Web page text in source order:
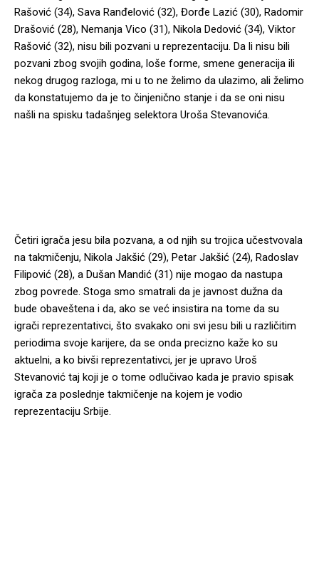
Rašović (34), Sava Ranđelović (32), Đorđe Lazić (30), Radomir
Drašović (28), Nemanja Vico (31), Nikola Dedović (34), Viktor
Rašović (32), nisu bili pozvani u reprezentaciju. Da li nisu bili
pozvani zbog svojih godina, loše forme, smene generacija ili
nekog drugog razloga, mi u to ne želimo da ulazimo, ali želimo
da konstatujemo da je to činjenično stanje i da se oni nisu
našli na spisku tadašnjeg selektora Uroša Stevanovića.
Četiri igrača jesu bila pozvana, a od njih su trojica učestvovala
na takmičenju, Nikola Jakšić (29), Petar Jakšić (24), Radoslav
Filipović (28), a Dušan Mandić (31) nije mogao da nastupa
zbog povrede. Stoga smo smatrali da je javnost dužna da
bude obaveštena i da, ako se već insistira na tome da su
igrači reprezentativci, što svakako oni svi jesu bili u različitim
periodima svoje karijere, da se onda precizno kaže ko su
aktuelni, a ko bivši reprezentativci, jer je upravo Uroš
Stevanović taj koji je o tome odlučivao kada je pravio spisak
igrača za poslednje takmičenje na kojem je vodio
reprezentaciju Srbije.